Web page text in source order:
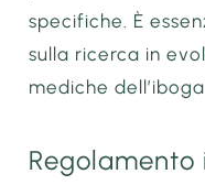
specifiche. È
sulla ricerca in
mediche